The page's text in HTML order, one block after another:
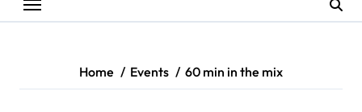
Home Events 60 min in the mix